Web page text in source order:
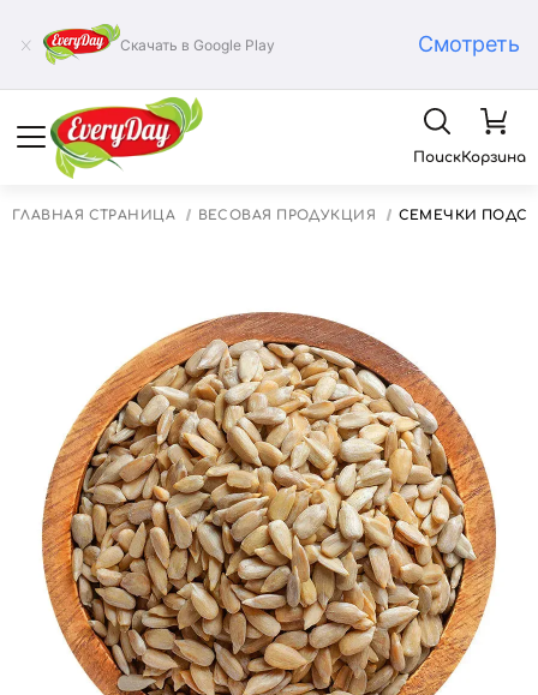
Скачать в Google Play Смотреть
ПоискКорзина
ГЛАВНАЯ СТРАНИЦА ВЕСОВАЯ ПРОДУКЦИЯ СЕМЕЧКИ